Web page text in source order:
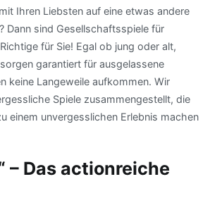
Ihren Liebsten auf eine etwas andere
Dann sind Gesellschaftsspiele für
für Sie! Egal ob jung oder alt,
garantiert für ausgelassene
keine Langeweile aufkommen. Wir
Spiele zusammengestellt, die
einem unvergesslichen Erlebnis machen
– Das actionreiche